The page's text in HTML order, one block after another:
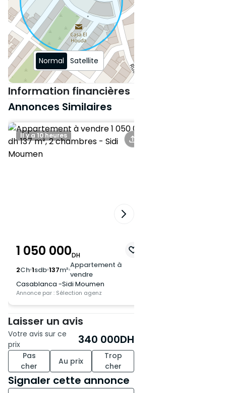
Normal Satellite
Information financières
Annonces Similaires
Il y a 10 heures
1 050 000DH
2Ch1sdb137m² Appartement à
vendre
Casablanca -Sidi Moumen
Annonce par : Sélection agenz
Laisser un avis
Votre avis sur ce
prix
340 000DH
Pas
cher
Au prix
Trop
cher
Signaler cette annonce